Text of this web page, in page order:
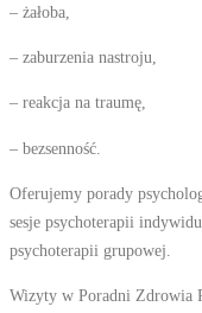
– żałoba,
– zaburzenia nastroju,
– reakcja na traumę,
– bezsenność.
Oferujemy porady
sesje psychoterapii
psychoterapii grupowej.
Wizyty w Poradni Zdrowia